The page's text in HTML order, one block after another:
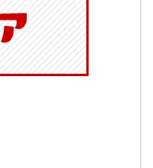
タタイト
ックス角型
スンスン
マスコット入りドリ
ンクボトル ハロー
キティ PSPR5MC